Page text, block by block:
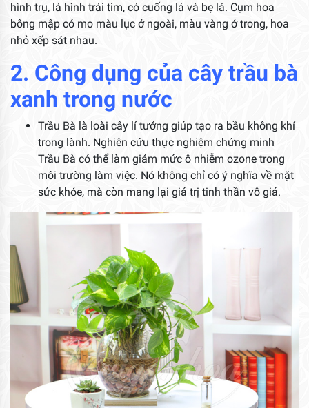
hình trụ, lá hình trái tim, có cuống lá và bẹ lá. Cụm hoa
bông mập có mo màu lục ở ngoài, màu vàng ở trong, hoa
nhỏ xếp sát nhau.
2. Công dụng của cây trầu bà
xanh trong nước
Trầu Bà là loài cây lí tưởng giúp tạo ra bầu không khí
trong lành. Nghiên cứu thực nghiệm chứng minh
Trầu Bà có thể làm giảm mức ô nhiễm ozone trong
môi trường làm việc. Nó không chỉ có ý nghĩa về mặt
sức khỏe, mà còn mang lại giá trị tinh thần vô giá.